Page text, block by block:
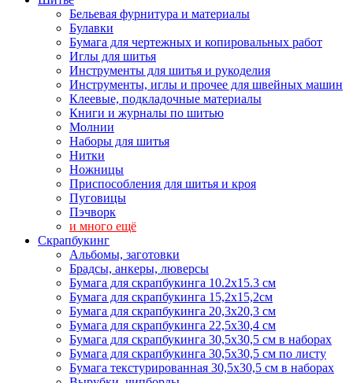
Бельевая фурнитура и материалы
Булавки
Бумага для чертежных и копировальных работ
Иглы для шитья
Инструменты для шитья и рукоделия
Инструменты, иглы и прочее для швейных машин
Клеевые, подкладочные материалы
Книги и журналы по шитью
Молнии
Наборы для шитья
Нитки
Ножницы
Приспособления для шитья и кроя
Пуговицы
Пэчворк
и много ещё
Скрапбукинг
Альбомы, заготовки
Брадсы, анкеры, люверсы
Бумага для скрапбукинга 10.2х15.3 см
Бумага для скрапбукинга 15,2х15,2см
Бумага для скрапбукинга 20,3х20,3 см
Бумага для скрапбукинга 22,5х30,4 см
Бумага для скрапбукинга 30,5х30,5 см в наборах
Бумага для скрапбукинга 30,5х30,5 см по листу
Бумага текстурированная 30,5х30,5 см в наборах